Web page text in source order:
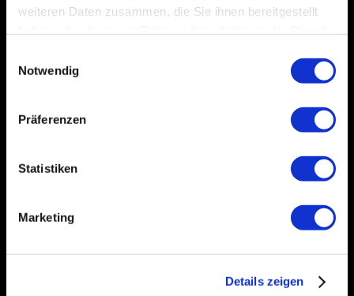
weiteren Daten zusammen, die Sie ihnen bereitgestellt
Notwendig
Präferenzen
Statistiken
Marketing
Details zeigen